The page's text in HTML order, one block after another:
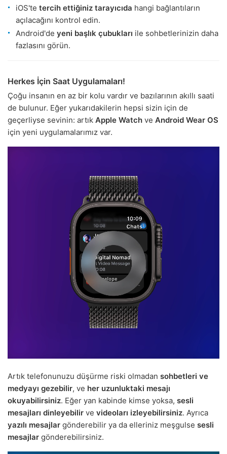
iOS'te tercih ettiğiniz tarayıcıda hangi bağlantıların
açılacağını kontrol edin.
Android'de yeni başlık çubukları ile sohbetlerinizin daha
fazlasını görün.
Herkes İçin Saat Uygulamaları!
Çoğu insanın en az bir kolu vardır ve bazılarının akıllı saati
de bulunur. Eğer yukarıdakilerin hepsi sizin için de
geçerliyse sevinin: artık Apple Watch ve Android Wear OS
için yeni uygulamalarımız var.
Artık telefonunuzu düşürme riski olmadan sohbetleri ve
medyayı gezebilir, ve her uzunluktaki mesajı
okuyabilirsiniz. Eğer yan kabinde kimse yoksa, sesli
mesajları dinleyebilir ve videoları izleyebilirsiniz. Ayrıca
yazılı mesajlar gönderebilir ya da elleriniz meşgulse sesli
mesajlar gönderebilirsiniz.